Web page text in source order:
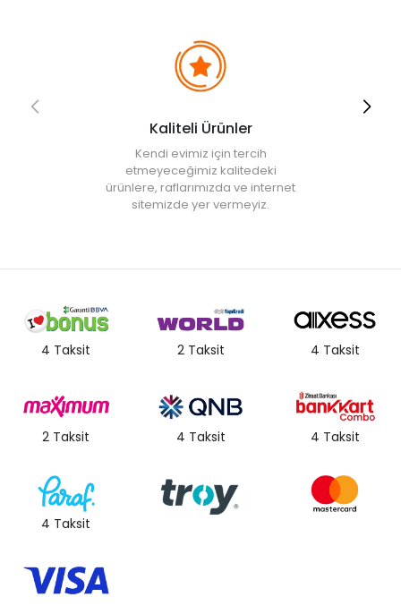
Kaliteli Ürünler
Kendi evimiz için tercih
etmeyeceğimiz kalitedeki
ürünlere, raflarımızda ve internet
sitemizde yer vermeyiz.
4 Taksit 2 Taksit 4 Taksit
2 Taksit 4 Taksit 4 Taksit
4 Taksit